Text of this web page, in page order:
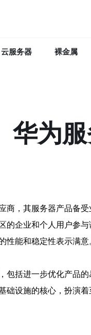
云服务器 裸金属
华为
商，其服务器产品备
的企业和个人用户参
性能和稳定性表示满
包括进一步优化产品
础设施的核心，扮演